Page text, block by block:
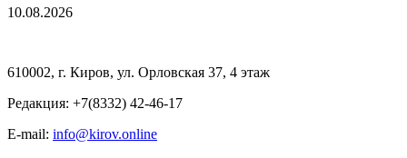
10.08.2026
610002, г. Киров, ул. Орловская 37, 4 этаж
Редакция: +7(8332) 42-46-17
E-mail: info@kirov.online